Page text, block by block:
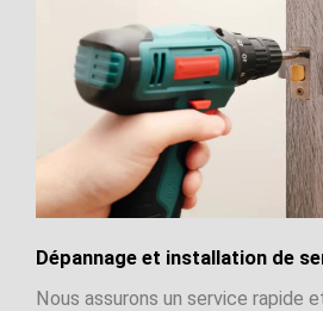
Dépannage et installation de
Nous assurons un service rapide